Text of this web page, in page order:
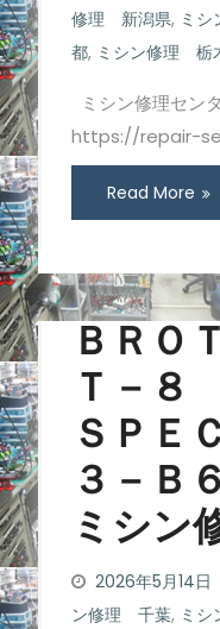
修理 新潟県, ミ
都, ミシン修理 栃
ミシン修理セ
https://repair-se
Read More
ＢＲＯ
Ｔ－
ＳＰＥ
３－Ｂ
ミシン
2026年5月14日
ン修理 千葉, ミ